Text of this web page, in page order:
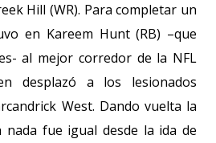
Hill (WR). Para completar un
en Kareem Hunt (RB) –que
al mejor corredor de la NFL
desplazó a los lesionados
West. Dando vuelta la
nada fue igual desde la ida de